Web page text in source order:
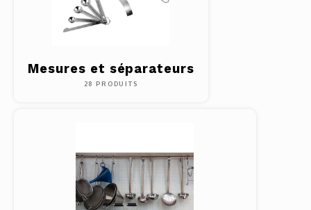
Mesures et séparateurs
28 PRODUITS